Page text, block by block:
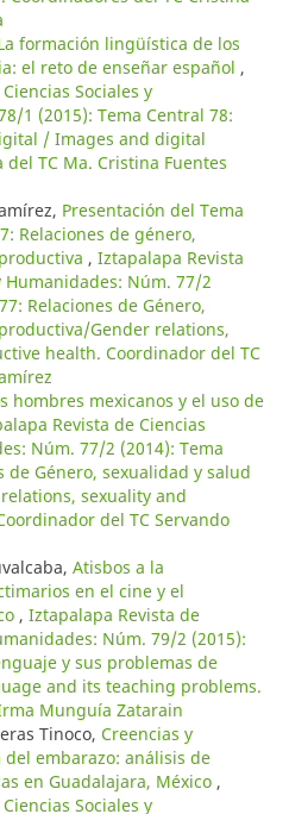
formación lingüística de los
el reto de enseñar español ,
Sociales y
1 (2015): Tema Central 78:
/ Images and digital
TC Ma. Cristina Fuentes
Presentación del Tema
Relaciones de género,
, Iztapalapa Revista
Humanidades: Núm. 77/2
Relaciones de Género,
Gender relations,
health. Coordinador del TC
hombres mexicanos y el uso de
Revista de Ciencias
Núm. 77/2 (2014): Tema
de Género, sexualidad y salud
sexuality and
del TC Servando
Atisbos a la
en el cine y el
, Iztapalapa Revista de
Núm. 79/2 (2015):
y sus problemas de
and its teaching problems.
Munguía Zatarain
Tinoco, Creencias y
embarazo: análisis de
en Guadalajara, México ,
Sociales y